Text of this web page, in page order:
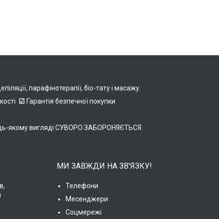
парафінотерапії, біо-тату і масажу.
☑ Гарантія безпечної покупки
якому вигляді СУВОРО ЗАБОРОНЯЄТЬСЯ.
МИ ЗАВЖДИ НА ЗВ'ЯЗКУ!
Телефони
Месенджери
Соцмережі